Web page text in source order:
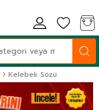
Kelebek Sözü